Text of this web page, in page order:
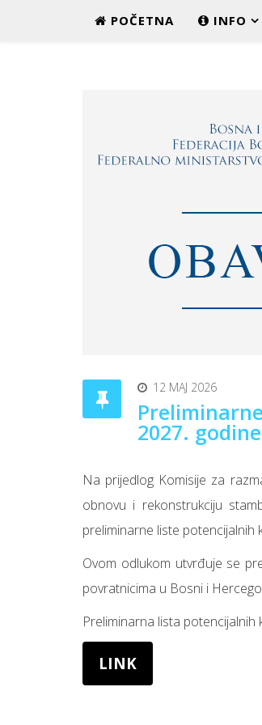
POČETNA INFO
12 MAJ 2026
2027.
Na prijedlog Komisije za
obnovu i rekonstrukciju
preliminarne liste potencijalnih
Ovom odlukom utvrđuje se
povratnicima u Bosni i
Preliminarna lista potencijalnih
LINK